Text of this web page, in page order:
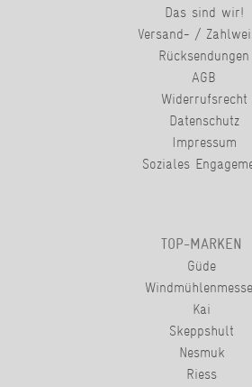
Das sind wir!
Versand- /
Rücksendungen
AGB
Widerrufsrecht
Datenschutz
Impressum
Soziales
TOP-MARKEN
Güde
Kai
Skeppshult
Nesmuk
Riess